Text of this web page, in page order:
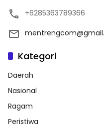
+6285363789366
Kategori
Daerah
Nasional
Ragam
Peristiwa